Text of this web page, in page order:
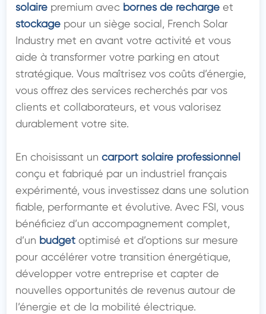
solaire premium avec bornes de recharge
stockage pour un siège social, French Solar
Industry met en avant votre activité et vous
aide à transformer votre parking en atout
stratégique. Vous maîtrisez vos coûts d’énergie,
vous offrez des services recherchés par vos
clients et collaborateurs, et vous valorisez
durablement votre site.
En choisissant un carport solaire professionnel
conçu et fabriqué par un industriel français
expérimenté, vous investissez dans une solution
fiable, performante et évolutive. Avec FSI, vous
bénéficiez d’un accompagnement complet,
d’un budget optimisé et d’options sur mesure
pour accélérer votre transition énergétique,
développer votre entreprise et capter de
nouvelles opportunités de revenus autour de
l’énergie et de la mobilité électrique.